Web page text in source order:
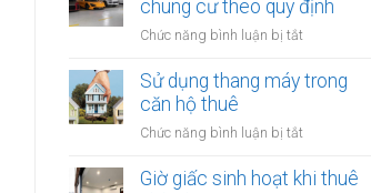
thuê
doanh
vực
công
trong
chung cư theo quy định
Chức năng bình luận bị tắt
xe
căn
chung
Sử dụng thang máy trong
căn hộ thuê
Chức năng bình luận bị tắt
dụng
Giờ giấc sinh hoạt khi thuê